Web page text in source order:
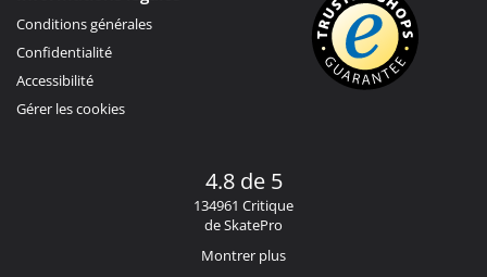
Conditions générales
Confidentialité
Accessibilité
Gérer les cookies
4.8 de 5
134961 Critique
de SkatePro
Montrer plus